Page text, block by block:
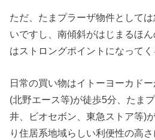
ただ、たまプラーザ物件として
いですし、南傾斜がはじまるほ
はストロングポイントになってく
日常の買い物はイトーヨーカド
(北野エース等)が徒歩5分、たま
井、ビオセボン、東急ストア等)
り住居系地域らしい利便性の高さ